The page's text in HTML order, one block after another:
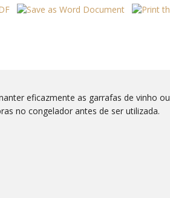
eficazmente as garrafas de vinho ou
no congelador antes de ser utilizada.